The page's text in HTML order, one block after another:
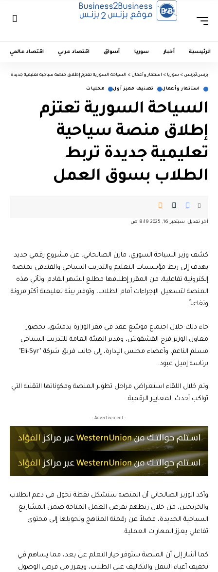
الرئيسية أخبار سوريا أسواق اقتصاد عربي اقتصاد عالمي
بزنس2بزنس > سوريا > استثمار وأعمال > السياحة السورية تعتزم إطلاق منصة سياحية تعليمية جديدة
استثمار وأعمال تصنيف مميز أول محليات
السياحة السورية تعتزم
إطلاق منصة سياحية
تعليمية جديدة تربط
الطلاب بسوق العمل
آخر تعديل: سبتمبر 16, 2025 8:19 ص
كشف وزير السياحة السوري، مازن الصالحاني، عن مشروع رقمي جديد
يهدف إلى ربط مؤسسات التعليم والتدريب السياحي والفندقي بمنصة
إلكترونية تفاعلية، من المقرر إطلاقها مطلع الشهر القادم. وتأتي هذه
المنصة لتسهيل الإجراءات أمام الطلاب، وتوفير بيئة تعليمية أكثر مرونة
وتفاعلاً.
جاء ذلك خلال اجتماع موسّع عقد في مقر الوزارة بدمشق، بحضور
معاون الوزير فرج القشقوش، ومدير الهيئة العامة للتدريب السياحي
مسلم الناعم، وأعضاء مجلس الإدارة، إلى جانب فريق شركة "Eli-Syr"
برئاسة إميل عبود.
وتم خلال اللقاء استعراض مراحل تطوير المنصة ومكوناتها التقنية التي
تواكب أحدث المعايير الرقمية.
- Advertisement -
وأكد الوزير الصالحاني أن المنصة ستشكل نقطة تحول في دعم الطلاب
والخريجين، من خلال ربطهم بفرص العمل المتاحة ضمن المشاريع
السياحية الجديدة، فضلاً عن رقمنة المناهج وتحويلها إلى محتوى
تفاعلي يعزز المهارات العملية.
كما أشار إلى أن المنصة ستوفر خيار التعلم عن بعد، مما يساهم في
تخفيف أعباء التنقل والتكاليف على الطلاب، ويعزز من فرص الوصول